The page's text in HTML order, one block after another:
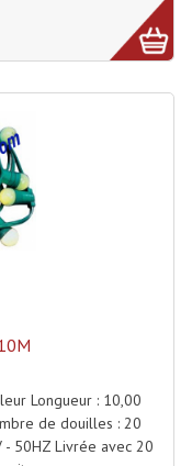
Longueur : 10,00
de douilles : 20
- 50HZ Livrée avec 20